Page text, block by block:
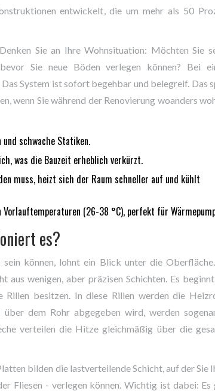
entwickelt, die um mehr als 50
Sie an Ihre Wohnsituation: Möchten Sie
Sie neue Böden verlegen können? Bei
System ist sofort begehbar und belegreif. Das
wenn Sie während der Renovierung woanders
schwache Statiken.
was die Bauzeit erheblich verkürzt.
muss, heizt sich der Raum schneller auf und kühlt
(26-38 °C), perfekt für
es?
können, lohnt ein Blick unter die
aus wenigen, aber präzisen Schichten. Es
Rillen besitzen. In diese Rillen werden die
dem Rohr abgegeben wird, werden
verteilen die Hitze gleichmäßig über die
bilden die lastverteilende Schicht, auf der Sie
Fliesen - verlegen können. Wichtig ist dabei: